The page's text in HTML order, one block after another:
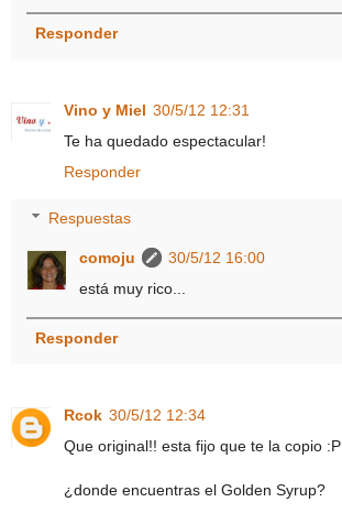
Responder
Vino y Miel 30/5/12 12:31
Te ha quedado espectacular!
Responder
Respuestas
comoju
30/5/12 16:00
está muy rico...
Responder
Rcok 30/5/12 12:34
Que original!! esta fijo que te la copio :P
¿donde encuentras el Golden Syrup?